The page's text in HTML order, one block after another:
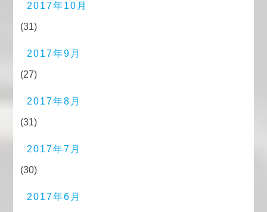
2017年10月
(31)
2017年9月
(27)
2017年8月
(31)
2017年7月
(30)
2017年6月